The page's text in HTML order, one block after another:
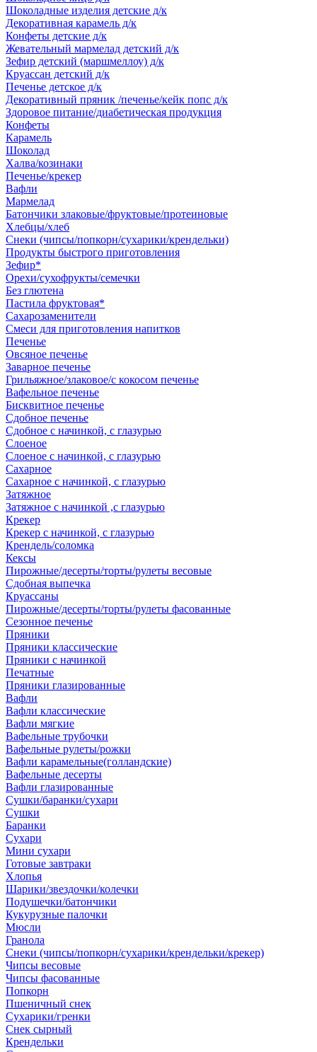
Шоколадные изделия детские д/к
Декоративная карамель д/к
Конфеты детские д/к
Жевательный мармелад детский д/к
Зефир детский (маршмеллоу) д/к
Круассан детский д/к
Печенье детское д/к
Декоративный пряник /печенье/кейк попс д/к
Здоровое питание/диабетическая продукция
Конфеты
Карамель
Шоколад
Халва/козинаки
Печенье/крекер
Вафли
Мармелад
Батончики злаковые/фруктовые/протеиновые
Хлебцы/хлеб
Снеки (чипсы/попкорн/сухарики/крендельки)
Продукты быстрого приготовления
Зефир*
Орехи/сухофрукты/семечки
Без глютена
Пастила фруктовая*
Сахарозаменители
Смеси для приготовления напитков
Печенье
Овсяное печенье
Заварное печенье
Грильяжное/злаковое/с кокосом печенье
Вафельное печенье
Бисквитное печенье
Сдобное печенье
Сдобное с начинкой, с глазурью
Слоеное
Слоеное с начинкой, с глазурью
Сахарное
Сахарное с начинкой, с глазурью
Затяжное
Затяжное с начинкой ,с глазурью
Крекер
Крекер с начинкой, с глазурью
Крендель/соломка
Кексы
Пирожные/десерты/торты/рулеты весовые
Сдобная выпечка
Круассаны
Пирожные/десерты/торты/рулеты фасованные
Сезонное печенье
Пряники
Пряники классические
Пряники с начинкой
Печатные
Пряники глазированные
Вафли
Вафли классические
Вафли мягкие
Вафельные трубочки
Вафельные рулеты/рожки
Вафли карамельные(голландские)
Вафельные десерты
Вафли глазированные
Сушки/баранки/сухари
Сушки
Баранки
Сухари
Мини сухари
Готовые завтраки
Хлопья
Шарики/звездочки/колечки
Подушечки/батончики
Кукурузные палочки
Мюсли
Гранола
Снеки (чипсы/попкорн/сухарики/крендельки/крекер)
Чипсы весовые
Чипсы фасованные
Попкорн
Пшеничный снек
Сухарики/гренки
Снек сырный
Крендельки